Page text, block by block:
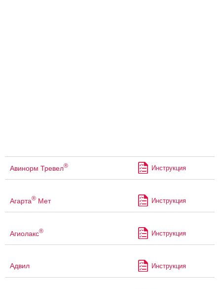
Авинорм Тревел® Инструкция
Агарта® Мет Инструкция
Агиолакс® Инструкция
Адвил Инструкция